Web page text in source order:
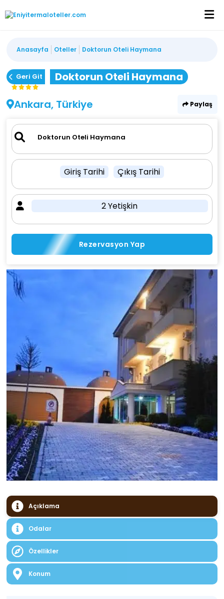
Anasayfa Oteller Doktorun Oteli Haymana
Geri Git
Doktorun Oteli Haymana
Ankara, Türkiye
Paylaş
Giriş Tarihi Çıkış Tarihi
2 Yetişkin
Rezervasyon Yap
Açıklama
Odalar
Özellikler
Konum